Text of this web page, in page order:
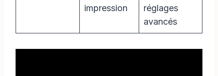
impression
réglages
avancés